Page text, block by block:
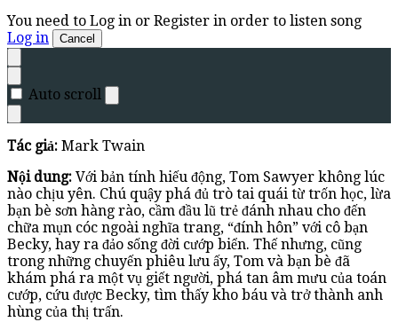
You need to Log in or Register in order to listen song
Log in
Cancel
Auto scroll
Tác giả: Mark Twain
Nội dung: Với bản tính hiếu động, Tom Sawyer không lúc
nào chịu yên. Chú quậy phá đủ trò tai quái từ trốn học, lừa
bạn bè sơn hàng rào, cầm đầu lũ trẻ đánh nhau cho đến
chữa mụn cóc ngoài nghĩa trang, “đính hôn” với cô bạn
Becky, hay ra đảo sống đời cướp biển. Thế nhưng, cũng
trong những chuyến phiêu lưu ấy, Tom và bạn bè đã
khám phá ra một vụ giết người, phá tan âm mưu của toán
cướp, cứu được Becky, tìm thấy kho báu và trở thành anh
hùng của thị trấn.